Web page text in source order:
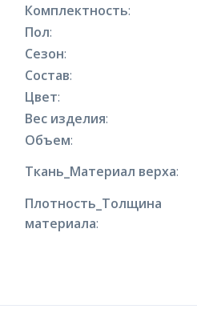
Комплектность:
Пол:
Сезон:
Состав:
Цвет:
Вес изделия:
Объем:
Ткань_Материал верха:
Плотность_Толщина
материала: